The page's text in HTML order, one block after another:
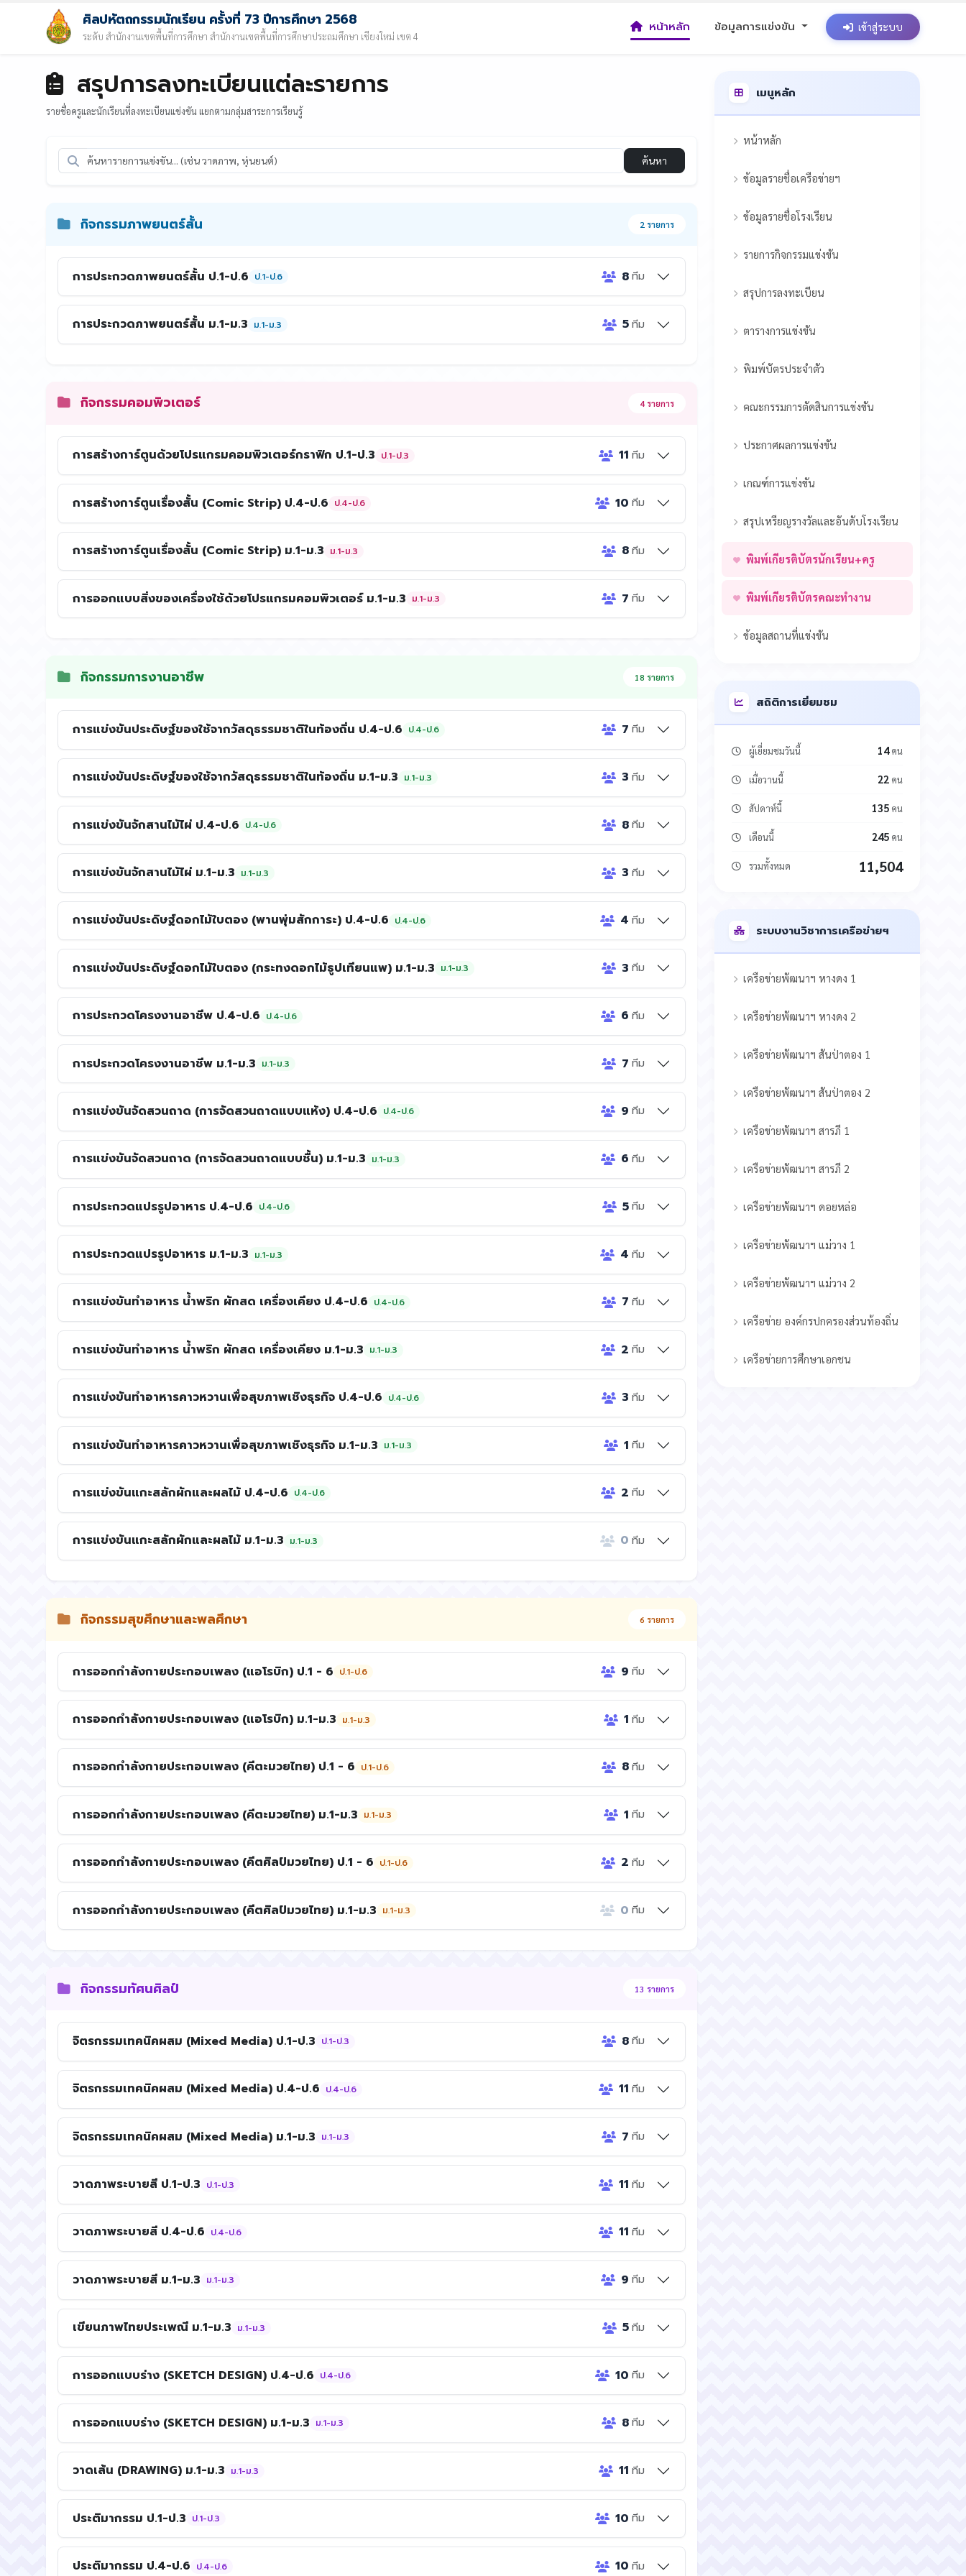
ศิลปหัตถกรรมนักเรียน ครั้งที่ 73 ปีการศึกษา 2568
ระดับ สำนักงานเขตพื้นที่การศึกษา สำนักงานเขตพื้นที่การศึกษาประถมศึกษา เชียงใหม่ เขต 4
หน้าหลัก ข้อมูลการแข่งขัน เข้าสู่ระบบ
สรุปการลงทะเบียนแต่ละรายการ
รายชื่อครูและนักเรียนที่ลงทะเบียนแข่งขัน แยกตามกลุ่มสาระการเรียนรู้
ค้นหา
กิจกรรมภาพยนตร์สั้น 2 รายการ
การประกวดภาพยนตร์สั้น ป.1-ป.6 ป.1-ป.6 8ทีม
การประกวดภาพยนตร์สั้น ม.1-ม.3 ม.1-ม.3 5ทีม
กิจกรรมคอมพิวเตอร์ 4 รายการ
การสร้างการ์ตูนด้วยโปรแกรมคอมพิวเตอร์กราฟิก ป.1-ป.3 ป.1-ป.3 11 ทีม
การสร้างการ์ตูนเรื่องสั้น (Comic Strip) ป.4-ป.6 ป.4-ป.6 10 ทีม
การสร้างการ์ตูนเรื่องสั้น (Comic Strip) ม.1-ม.3 ม.1-ม.3 8ทีม
การออกแบบสิ่งของเครื่องใช้ด้วยโปรแกรมคอมพิวเตอร์ ม.1-ม.3 ม.1-ม.3 7 ทีม
กิจกรรมการงานอาชีพ 18 รายการ
การแข่งขันประดิษฐ์ของใช้จากวัสดุธรรมชาติในท้องถิ่น ป.4-ป.6 ป.4-ป.6 7 ทีม
การแข่งขันประดิษฐ์ของใช้จากวัสดุธรรมชาติในท้องถิ่น ม.1-ม.3 ม.1-ม.3 3 ทีม
การแข่งขันจักสานไม้ไผ่ ป.4-ป.6 ป.4-ป.6 8ทีม
การแข่งขันจักสานไม้ไผ่ ม.1-ม.3 ม.1-ม.3 3 ทีม
การแข่งขันประดิษฐ์ดอกไม้ใบตอง (พานพุ่มสักการะ) ป.4-ป.6 ป.4-ป.6 4 ทีม
การแข่งขันประดิษฐ์ดอกไม้ใบตอง (กระทงดอกไม้ธูปเทียนแพ) ม.1-ม.3 ม.1-ม.3 3 ทีม
การประกวดโครงงานอาชีพ ป.4-ป.6 ป.4-ป.6 6 ทีม
การประกวดโครงงานอาชีพ ม.1-ม.3 ม.1-ม.3 7 ทีม
การแข่งขันจัดสวนถาด (การจัดสวนถาดแบบแห้ง) ป.4-ป.6 ป.4-ป.6 9 ทีม
การแข่งขันจัดสวนถาด (การจัดสวนถาดแบบชื้น) ม.1-ม.3 ม.1-ม.3 6 ทีม
การประกวดแปรรูปอาหาร ป.4-ป.6 ป.4-ป.6 5ทีม
การประกวดแปรรูปอาหาร ม.1-ม.3 ม.1-ม.3 4 ทีม
การแข่งขันทำอาหาร น้ำพริก ผักสด เครื่องเคียง ป.4-ป.6 ป.4-ป.6 7 ทีม
การแข่งขันทำอาหาร น้ำพริก ผักสด เครื่องเคียง ม.1-ม.3 ม.1-ม.3 2 ทีม
การแข่งขันทำอาหารคาวหวานเพื่อสุขภาพเชิงธุรกิจ ป.4-ป.6 ป.4-ป.6 3 ทีม
การแข่งขันทำอาหารคาวหวานเพื่อสุขภาพเชิงธุรกิจ ม.1-ม.3 ม.1-ม.3 1 ทีม
การแข่งขันแกะสลักผักและผลไม้ ป.4-ป.6 ป.4-ป.6 2 ทีม
การแข่งขันแกะสลักผักและผลไม้ ม.1-ม.3 ม.1-ม.3 0 ทีม
กิจกรรมสุขศึกษาและพลศึกษา 6 รายการ
การออกกำลังกายประกอบเพลง (แอโรบิก) ป.1 - 6 ป.1-ป.6 9 ทีม
การออกกำลังกายประกอบเพลง (แอโรบิก) ม.1-ม.3 ม.1-ม.3 1 ทีม
การออกกำลังกายประกอบเพลง (คีตะมวยไทย) ป.1 - 6 ป.1-ป.6 8ทีม
การออกกำลังกายประกอบเพลง (คีตะมวยไทย) ม.1-ม.3 ม.1-ม.3 1 ทีม
การออกกำลังกายประกอบเพลง (คีตศิลป์มวยไทย) ป.1 - 6 ป.1-ป.6 2 ทีม
การออกกำลังกายประกอบเพลง (คีตศิลป์มวยไทย) ม.1-ม.3 ม.1-ม.3 0 ทีม
กิจกรรมทัศนศิลป์ 13 รายการ
จิตรกรรมเทคนิคผสม (Mixed Media) ป.1-ป.3 ป.1-ป.3 8ทีม
จิตรกรรมเทคนิคผสม (Mixed Media) ป.4-ป.6 ป.4-ป.6 11 ทีม
จิตรกรรมเทคนิคผสม (Mixed Media) ม.1-ม.3 ม.1-ม.3 7 ทีม
วาดภาพระบายสี ป.1-ป.3 ป.1-ป.3 11 ทีม
วาดภาพระบายสี ป.4-ป.6 ป.4-ป.6 11 ทีม
วาดภาพระบายสี ม.1-ม.3 ม.1-ม.3 9 ทีม
เขียนภาพไทยประเพณี ม.1-ม.3 ม.1-ม.3 5ทีม
การออกแบบร่าง (SKETCH DESIGN) ป.4-ป.6 ป.4-ป.6 10 ทีม
การออกแบบร่าง (SKETCH DESIGN) ม.1-ม.3 ม.1-ม.3 8ทีม
วาดเส้น (DRAWING) ม.1-ม.3 ม.1-ม.3 11 ทีม
ประติมากรรม ป.1-ป.3 ป.1-ป.3 10 ทีม
ประติมากรรม ป.4-ป.6 ป.4-ป.6 10 ทีม
เมนูหลัก
หน้าหลัก
ข้อมูลรายชื่อเครือข่ายฯ
ข้อมูลรายชื่อโรงเรียน
รายการกิจกรรมแข่งขัน
สรุปการลงทะเบียน
ตารางการแข่งขัน
พิมพ์บัตรประจำตัว
คณะกรรมการตัดสินการแข่งขัน
ประกาศผลการแข่งขัน
เกณฑ์การแข่งขัน
สรุปเหรียญรางวัลและอันดับโรงเรียน
พิมพ์เกียรติบัตรนักเรียน+ครู
พิมพ์เกียรติบัตรคณะทำงาน
ข้อมูลสถานที่แข่งขัน
สถิติการเยี่ยมชม
ผู้เยี่ยมชมวันนี้ 14คน
เมื่อวานนี้ 22 คน
สัปดาห์นี้ 135 คน
เดือนนี้ 245 คน
รวมทั้งหมด 11,504
ระบบงานวิชาการเครือข่ายฯ
เครือข่ายพัฒนาฯ หางดง 1
เครือข่ายพัฒนาฯ หางดง 2
เครือข่ายพัฒนาฯ สันป่าตอง 1
เครือข่ายพัฒนาฯ สันป่าตอง 2
เครือข่ายพัฒนาฯ สารภี 1
เครือข่ายพัฒนาฯ สารภี 2
เครือข่ายพัฒนาฯ ดอยหล่อ
เครือข่ายพัฒนาฯ แม่วาง 1
เครือข่ายพัฒนาฯ แม่วาง 2
เครือข่าย องค์กรปกครองส่วนท้องถิ่น
เครือข่ายการศึกษาเอกชน